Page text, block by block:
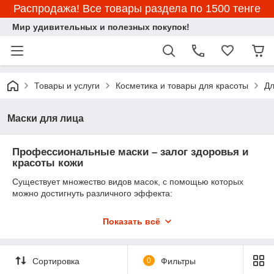
Распродажа! Все товары раздела по 1500 тенге
Мир удивительных и полезных покупок!
Товары и услуги Косметика и товары для красоты
Маски для лица
Профессиональные маски – залог здоровья и
красоты кожи
Существует множество видов масок, с помощью которых
можно достигнуть различного эффекта:
Увлажнение, контроль естественного уровня рН-
Восстановление, улучшение кровотока, защита кожи;
Показать всё
Сортировка 0 Фильтры